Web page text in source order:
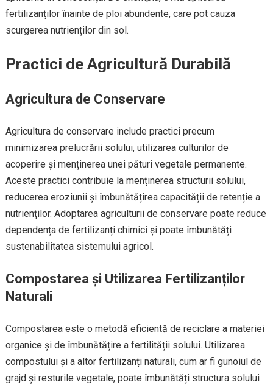
fertilizanților înainte de ploi abundente, care pot cauza
scurgerea nutrienților din sol.
Practici de Agricultură Durabilă
Agricultura de Conservare
Agricultura de conservare include practici precum
minimizarea prelucrării solului, utilizarea culturilor de
acoperire și menținerea unei pături vegetale permanente.
Aceste practici contribuie la menținerea structurii solului,
reducerea eroziunii și îmbunătățirea capacității de retenție a
nutrienților. Adoptarea agriculturii de conservare poate reduce
dependența de fertilizanți chimici și poate îmbunătăți
sustenabilitatea sistemului agricol.
Compostarea și Utilizarea Fertilizanților
Naturali
Compostarea este o metodă eficientă de reciclare a materiei
organice și de îmbunătățire a fertilității solului. Utilizarea
compostului și a altor fertilizanți naturali, cum ar fi gunoiul de
grajd și resturile vegetale, poate îmbunătăți structura solului